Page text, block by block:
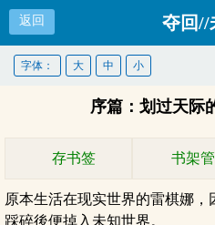
返回 夺回//
字体： 大 中 小
序篇：划过天际
存书签 书架
原本生活在现实世界的雷棋娜
踩碎後便掉入未知世界。